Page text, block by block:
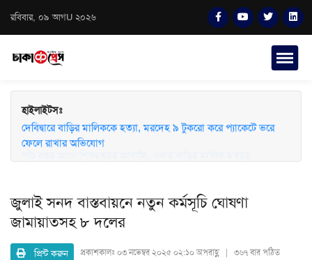
রবিবার, ০৯ আগU ২০২৬
হাইলাইটসঃ
দেবিদ্বারে বাড়ির মালিককে হত্যা, মরদেহ ৯ টুকরো করে প্যাকেটে ভরে
ফেলে রাখার অভিযোগ
জুলাই সনদ বাস্তবায়নে নতুন কর্মসূচি ঘোষণা
জামায়াতসহ ৮ দলের
প্রিন্ট করুন প্রকাশকালঃ ০৩ নভেম্বর ২০২৫ ০২:১০ অপরাহ্ণ | ৩৬৭ বার পঠিত